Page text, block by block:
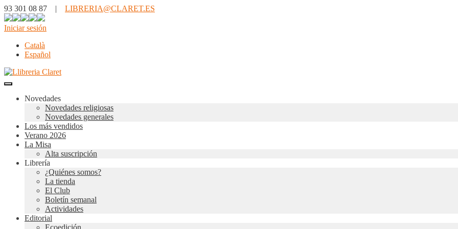
93 301 08 87 | LIBRERIA@CLARET.ES
Iniciar sesión
Català
Español
Novedades
Novedades religiosas
Novedades generales
Los más vendidos
Verano 2026
La Misa
Alta suscripción
Librería
¿Quiénes somos?
La tienda
El Club
Boletín semanal
Actividades
Editorial
Ecoedición